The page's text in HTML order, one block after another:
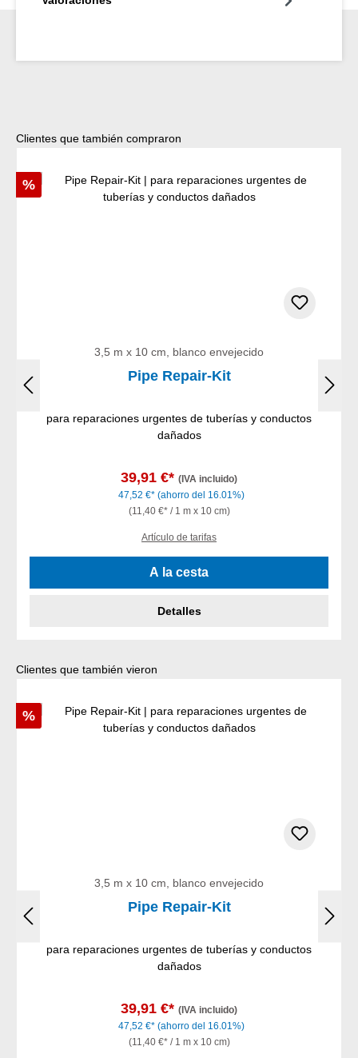
Omitir la galería de productos
Clientes que también compraron
Descuento
%
3,5 m x 10 cm, blanco envejecido
Pipe Repair-Kit
para reparaciones urgentes de tuberías y conductos
dañados
39,91 €* (IVA incluido)
47,52 €* (ahorro del 16.01%)
(11,40 €* / 1 m x 10 cm)
Artículo de tarifas
A la cesta
Detalles
Omitir la galería de productos
Clientes que también vieron
Descuento
%
3,5 m x 10 cm, blanco envejecido
Pipe Repair-Kit
para reparaciones urgentes de tuberías y conductos
dañados
39,91 €* (IVA incluido)
47,52 €* (ahorro del 16.01%)
(11,40 €* / 1 m x 10 cm)